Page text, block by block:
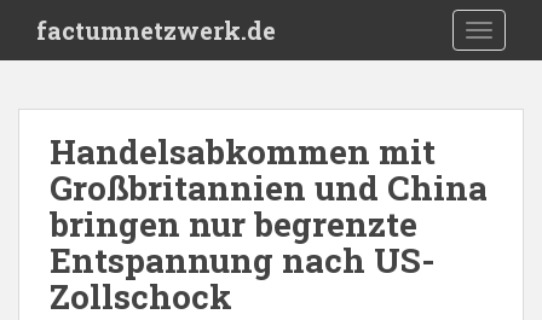
i
factumnetzwerk.de
Handelsabkommen mit
Großbritannien und China
bringen nur begrenzte
Entspannung nach US-
Zollschock